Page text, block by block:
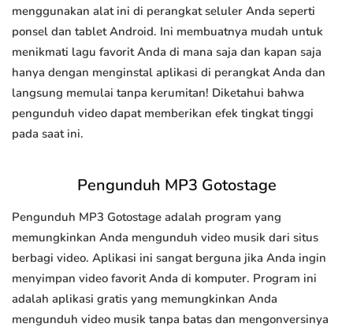
menggunakan alat ini di perangkat seluler Anda seperti
ponsel dan tablet Android. Ini membuatnya mudah untuk
menikmati lagu favorit Anda di mana saja dan kapan saja
hanya dengan menginstal aplikasi di perangkat Anda dan
langsung memulai tanpa kerumitan! Diketahui bahwa
pengunduh video dapat memberikan efek tingkat tinggi
pada saat ini.
Pengunduh MP3 Gotostage
Pengunduh MP3 Gotostage adalah program yang
memungkinkan Anda mengunduh video musik dari situs
berbagi video. Aplikasi ini sangat berguna jika Anda ingin
menyimpan video favorit Anda di komputer. Program ini
adalah aplikasi gratis yang memungkinkan Anda
mengunduh video musik tanpa batas dan mengonversinya